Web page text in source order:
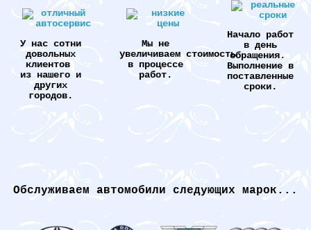
У нас сотни
довольных
клиентов
из нашего и
других
городов.
Мы не
увеличиваем стоимость
в процессе
работ.
Начало работ
в день
обращения.
Выполнение в
поставленные
сроки.
Обслуживаем автомобили следующих марок...